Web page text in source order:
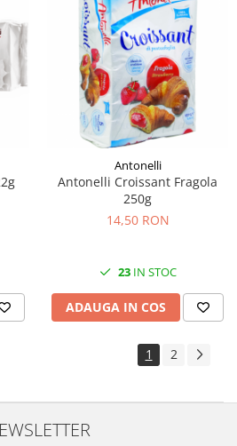
Antonelli
Antonelli Croissant Fragola
250g
14,50 RON
23IN STOC
ADAUGA IN COS
1 2